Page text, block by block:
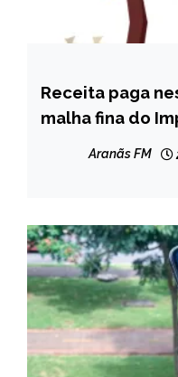
BRASIL
NOTÍCIAS
Receita paga
malha fina do
Aranãs FM